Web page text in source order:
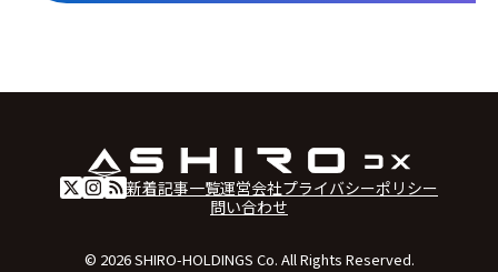
新着記事一覧運営会社プライバシーポリシー
問い合わせ
© 2026 SHIRO-HOLDINGS Co. All Rights Reserved.